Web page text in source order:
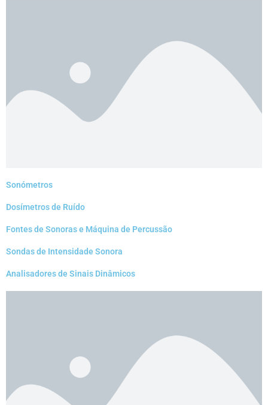
Sonómetros
Dosímetros de Ruído
Fontes de Sonoras e Máquina de Percussão
Sondas de Intensidade Sonora
Analisadores de Sinais Dinâmicos